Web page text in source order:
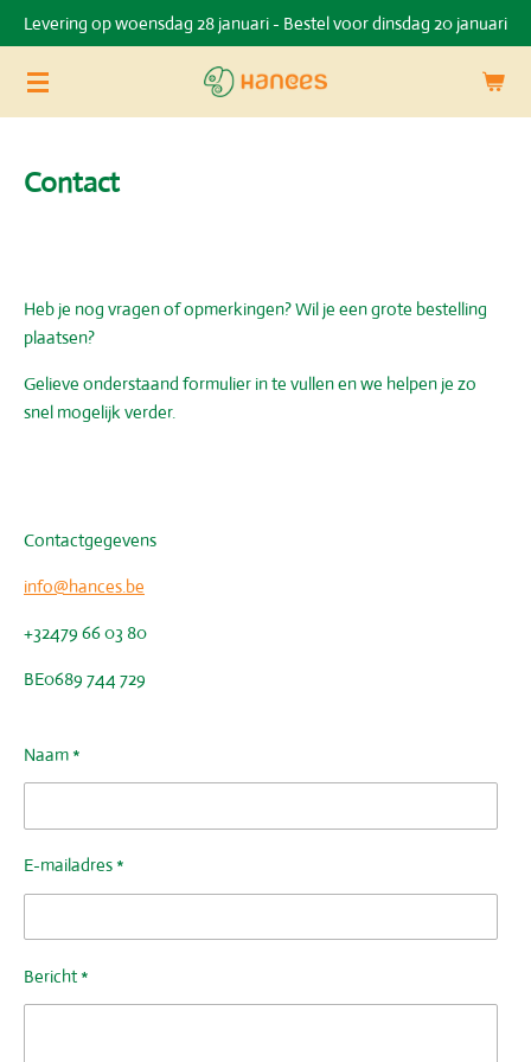
Ga
direct
naar
Levering op woensdag 28 januari - Bestel voor dinsdag 20 januari
Contact
Heb je nog vragen of opmerkingen? Wil je een grote bestelling
plaatsen?
Gelieve onderstaand formulier in te vullen en we helpen je zo
snel mogelijk verder.
Contactgegevens
info@hances.be
+32479 66 03 80
BE0689 744 729
Naam *
E-mailadres *
Bericht *